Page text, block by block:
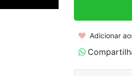
Adicionar